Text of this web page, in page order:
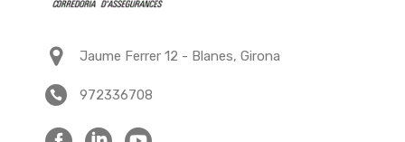
Jaume Ferrer 12 - Blanes, Girona
972336708